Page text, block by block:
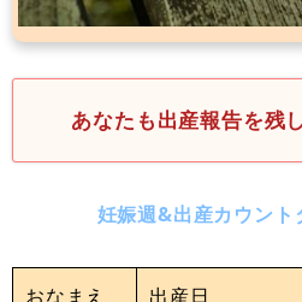
あなたも出産報告を残
妊娠週&出産カウント
おなまえ 出産日